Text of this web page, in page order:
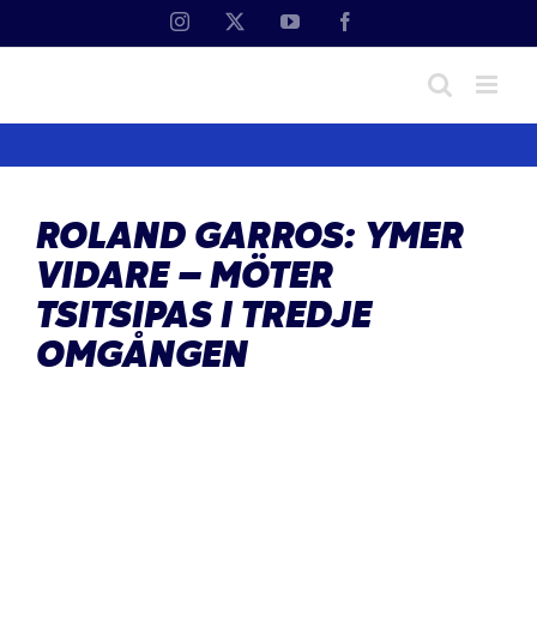
Instagram YouTube
ROLAND GARROS: YMER
VIDARE – MÖTER
TSITSIPAS I TREDJE
OMGÅNGEN